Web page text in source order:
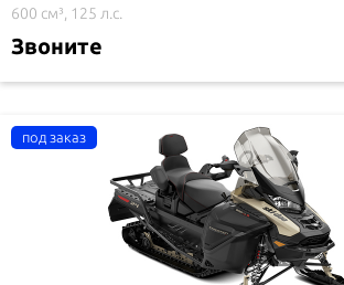
600 см³, 125 л.с.
Звоните